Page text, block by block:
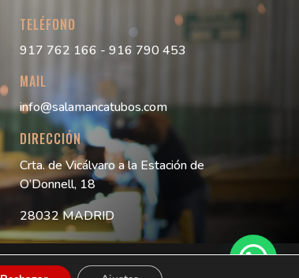
TELÉFONO
917 762 166 - 916 790 453
MAIL
info@salamancatubos.com
DIRECCIÓN
Crta. de Vicálvaro a la Estación de
O’Donnell, 18
28032 MADRID